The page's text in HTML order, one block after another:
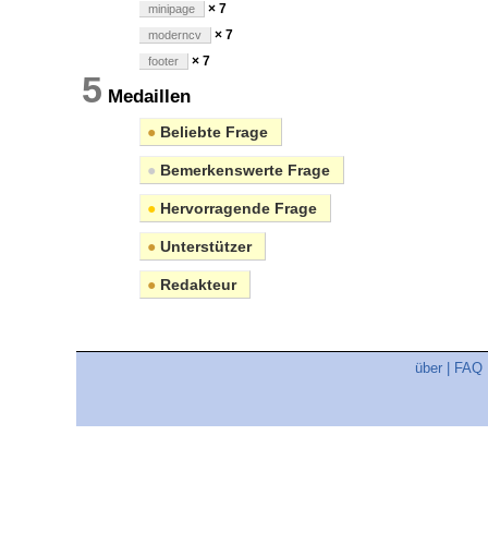
minipage × 7
moderncv × 7
footer × 7
5 Medaillen
● Beliebte Frage
● Bemerkenswerte Frage
● Hervorragende Frage
● Unterstützer
● Redakteur
über FAQ